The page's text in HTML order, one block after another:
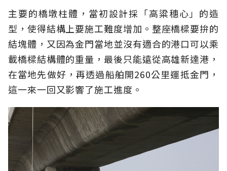
主要的橋墩柱體，當初設計採「高粱穗心」的造
型，使得結構上要施工難度增加。整座橋樑要拚的
結塊體，又因為金門當地並沒有適合的港口可以乘
載橋樑結構體的重量，最後只能遠從高雄新達港，
在當地先做好，再透過船舶開260公里運抵金門，
這一來一回又影響了施工進度。